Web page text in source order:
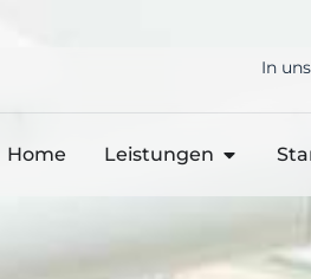
In
Home Leistungen